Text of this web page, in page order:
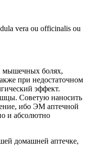
vera ou officinalis ou
мышечных болях,
при недостаточном
эффект.
Советую наносить
ибо ЭМ аптечной
и абсолютно
домашней аптечке,